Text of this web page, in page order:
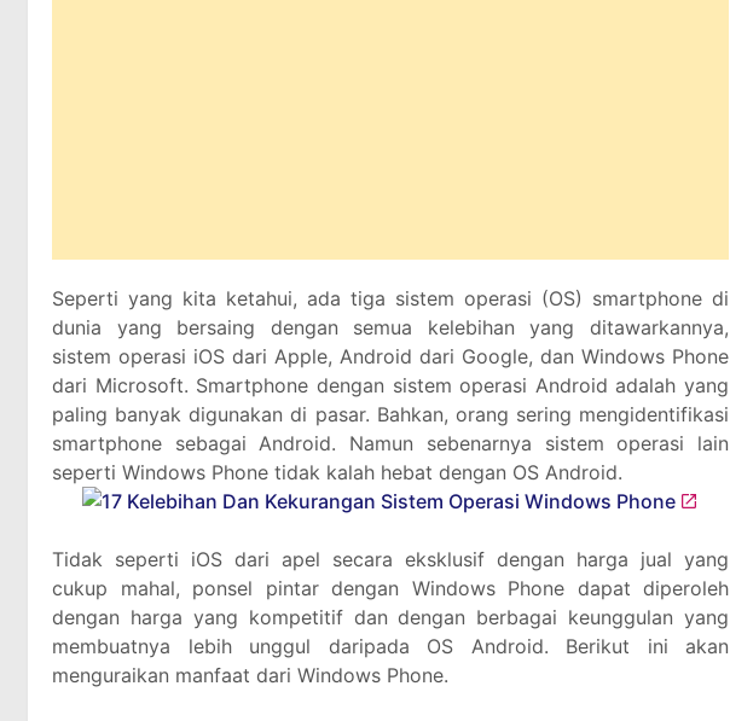
Seperti yang kita ketahui, ada tiga sistem operasi (OS) smartphone di
dunia yang bersaing dengan semua kelebihan yang ditawarkannya,
sistem operasi iOS dari Apple, Android dari Google, dan Windows Phone
dari Microsoft. Smartphone dengan sistem operasi Android adalah yang
paling banyak digunakan di pasar. Bahkan, orang sering mengidentifikasi
smartphone sebagai Android. Namun sebenarnya sistem operasi lain
seperti Windows Phone tidak kalah hebat dengan OS Android.
Tidak seperti iOS dari apel secara eksklusif dengan harga jual yang
cukup mahal, ponsel pintar dengan Windows Phone dapat diperoleh
dengan harga yang kompetitif dan dengan berbagai keunggulan yang
membuatnya lebih unggul daripada OS Android. Berikut ini akan
menguraikan manfaat dari Windows Phone.